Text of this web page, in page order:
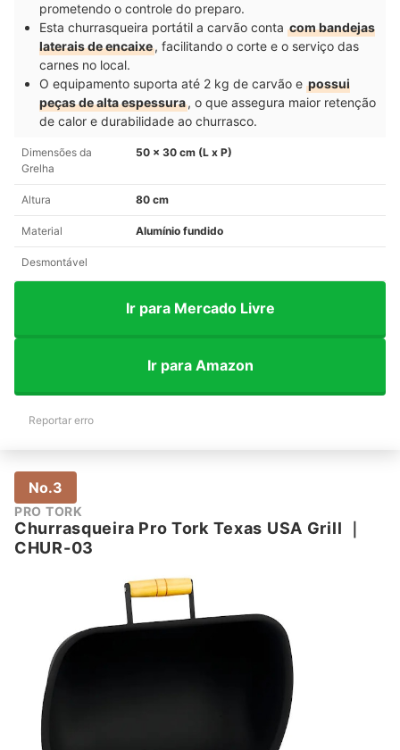
prometendo o controle do preparo.
Esta churrasqueira portátil a carvão conta com bandejas
laterais de encaixe, facilitando o corte e o serviço das
carnes no local.
O equipamento suporta até 2 kg de carvão e possui
peças de alta espessura, o que assegura maior retenção
de calor e durabilidade ao churrasco.
Dimensões da
Grelha
50 x 30 cm (L x P)
Altura 80 cm
Material Alumínio fundido
Desmontável
Ir para Mercado Livre
Ir para Amazon
Reportar erro
No.3
PRO TORK
Churrasqueira Pro Tork Texas USA Grill
‎CHUR-03